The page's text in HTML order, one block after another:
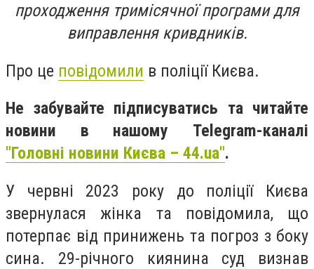
проходження тримісячної програми для
виправлення кривдників.
Про це повідомили в поліції Києва.
Не забувайте підписуватись та читайте
новини в нашому Telegram-каналі
"Головні новини Києва – 44.ua".
У червні 2023 року до поліції Києва
звернулася жінка та повідомила, що
потерпає від принижень та погроз з боку
сина. 29-річного киянина суд визнав